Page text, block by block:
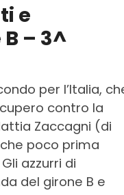
e
– 3^
per l’Italia,
contro la
Zaccagni (di
poco prima
azzurri di
del girone B e